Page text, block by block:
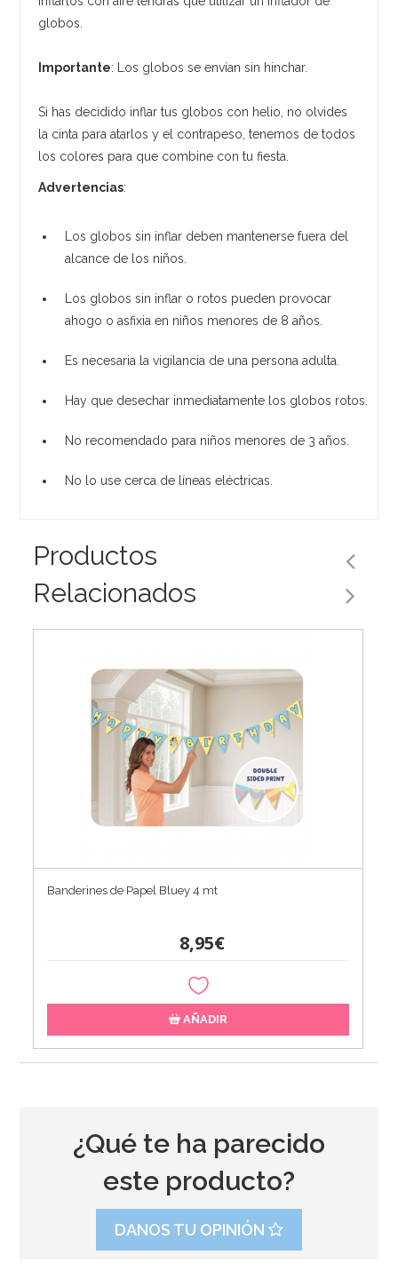
globos.
Importante: Los globos se envían sin hinchar.
Si has decidido inflar tus globos con helio, no olvides
la cinta para atarlos y el contrapeso, tenemos de todos
los colores para que combine con tu fiesta.
Advertencias:
Los globos sin inflar deben mantenerse fuera del
alcance de los niños.
Los globos sin inflar o rotos pueden provocar
ahogo o asfixia en niños menores de 8 años.
Es necesaria la vigilancia de una persona adulta.
Hay que desechar inmediatamente los globos rotos.
No recomendado para niños menores de 3 años.
No lo use cerca de líneas eléctricas.
Productos
Relacionados
Banderines de Papel Bluey 4 mt
8,95€
AÑADIR
¿Qué te ha parecido
este producto?
DANOS TU OPINIÓN